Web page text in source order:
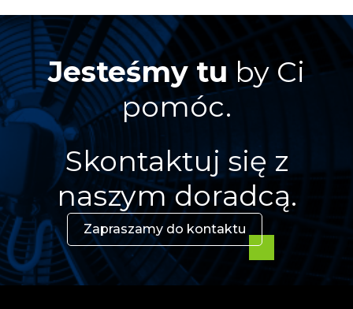
Jesteśmy tu by Ci
pomóc.
Skontaktuj się z
naszym doradcą.
Zapraszamy do kontaktu